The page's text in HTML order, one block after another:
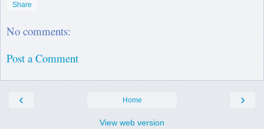
Share
No comments:
Post a Comment
‹ ›
Home
View web version